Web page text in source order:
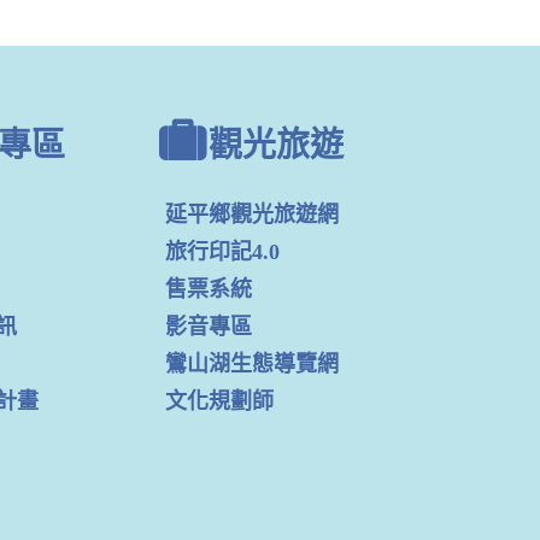
區
畫
觀光旅遊
延平鄉觀光旅遊網
旅行印記4.0
售票系統
影音專區
鸞山湖生態導覽網
文化規劃師